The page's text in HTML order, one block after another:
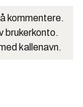
kommentere.
brukerkonto.
kallenavn.